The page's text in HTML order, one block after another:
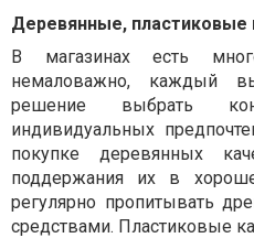
Деревянные, пластиковые
В магазинах есть
немаловажно, каждый
решение выбрать
индивидуальных
покупке деревянных
поддержания их в
регулярно пропитывать
средствами. Пластиковые